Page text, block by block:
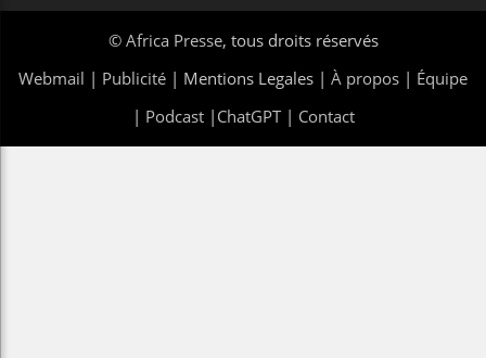
© Africa Presse, tous droits réservés
Webmail | Publicité | Mentions Legales | À propos | Équipe
| Podcast| ChatGPT| Contact